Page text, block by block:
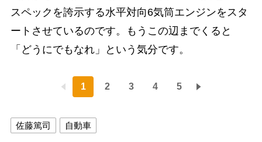
スペックを誇示する水平対向6気筒エンジンをスタ
ートさせているのです。もうこの辺までくると
「どうにでもなれ」という気分です。
1 2 3 4 5
佐藤篤司 自動車